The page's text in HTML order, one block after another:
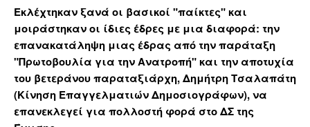
Εκλέχτηκαν ξανά οι βασικοί "παίκτες" και
μοιράστηκαν οι ίδιες έδρες με μια διαφορά: την
επανακατάληψη μιας έδρας από την παράταξη
"Πρωτοβουλία για την Ανατροπή" και την αποτυχία
του βετεράνου παραταξιάρχη, Δημήτρη Τσαλαπάτη
(Κίνηση Επαγγελματιών Δημοσιογράφων), να
επανεκλεγεί για πολλοστή φορά στο ΔΣ της